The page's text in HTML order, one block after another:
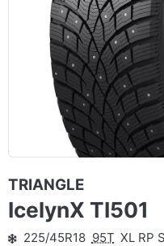
TRIANGLE
IcelynX TI501
225/45R18 95T XL RP